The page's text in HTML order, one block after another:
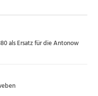
als Ersatz für die Antonow